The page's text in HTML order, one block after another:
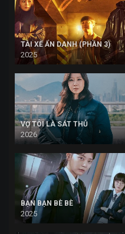
TÀI XẾ ẨN DANH (PHẦN 3)
2025
VỢ TÔI LÀ SÁT THỦ
2026
BẠN BẠN BÈ BÈ
2025